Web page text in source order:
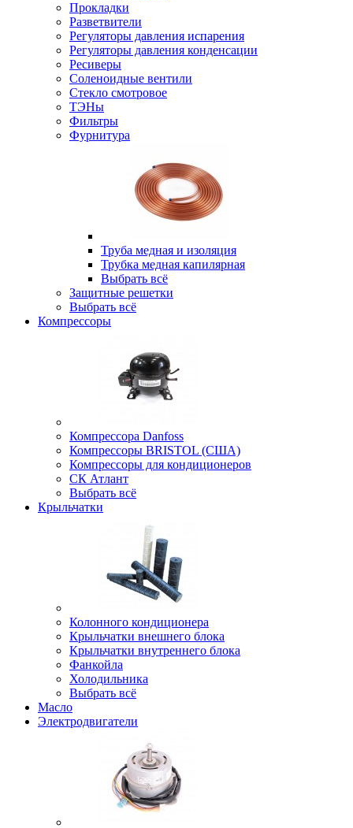
Прокладки
Разветвители
Регуляторы давления испарения
Регуляторы давления конденсации
Ресиверы
Соленоидные вентили
Стекло смотровое
ТЭНы
Фильтры
Фурнитура
Труба медная и изоляция
Трубка медная капилярная
Выбрать всё
Защитные решетки
Выбрать всё
Компрессоры
Компрессора Danfoss
Компрессоры BRISTOL (США)
Компрессоры для кондиционеров
СК Атлант
Выбрать всё
Крыльчатки
Колонного кондиционера
Крыльчатки внешнего блока
Крыльчатки внутреннего блока
Фанкойла
Холодильника
Выбрать всё
Масло
Электродвигатели